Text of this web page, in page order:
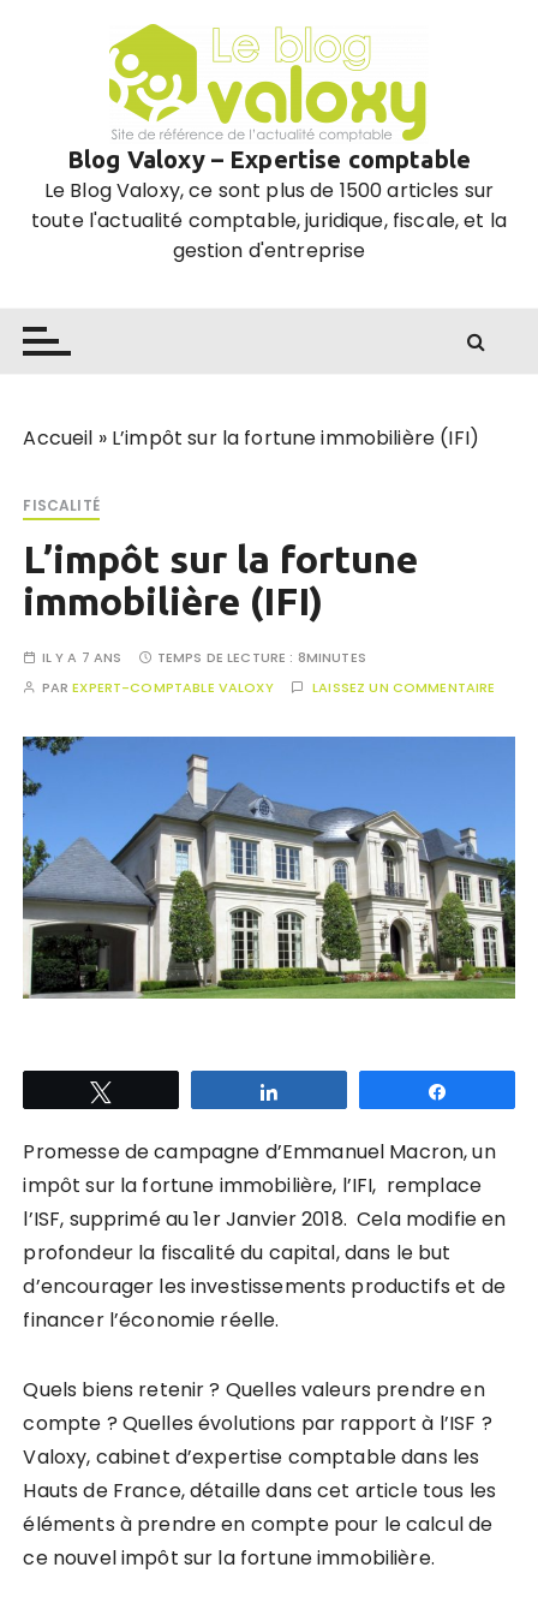
Blog Valoxy – Expertise comptable
Le Blog Valoxy, ce sont plus de 1500 articles sur
toute l'actualité comptable, juridique, fiscale, et la
gestion d'entreprise
Accueil » L’impôt sur la fortune immobilière (IFI)
FISCALITÉ
L’impôt sur la fortune
immobilière (IFI)
IL Y A 7 ANS TEMPS DE LECTURE : 8MINUTES
PAREXPERT-COMPTABLE VALOXY LAISSEZ UN COMMENTAIRE
Promesse de campagne d’Emmanuel Macron, un
impôt sur la fortune immobilière, l’IFI, remplace
l’ISF, supprimé au 1er Janvier 2018. Cela modifie en
profondeur la fiscalité du capital, dans le but
d’encourager les investissements productifs et de
financer l’économie réelle.
Quels biens retenir ? Quelles valeurs prendre en
compte ? Quelles évolutions par rapport à l’ISF ?
Valoxy, cabinet d’expertise comptable dans les
Hauts de France, détaille dans cet article tous les
éléments à prendre en compte pour le calcul de
ce nouvel impôt sur la fortune immobilière.